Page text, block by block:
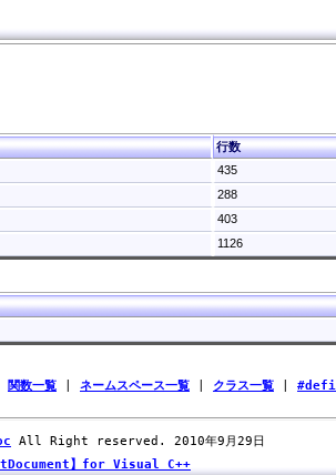
行数
435
288
403
1126
関数一覧 ネームスペース一覧 クラス一覧
All Right reserved. 2010年9月29日
】for Visual C++